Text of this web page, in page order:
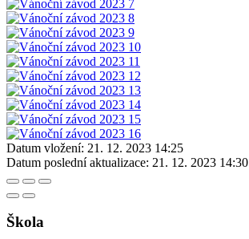
Datum vložení: 21. 12. 2023 14:25
Datum poslední aktualizace: 21. 12. 2023 14:30
Škola